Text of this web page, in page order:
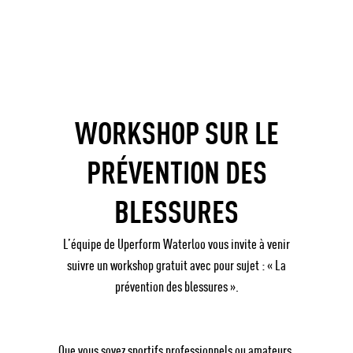
WORKSHOP SUR LE
PRÉVENTION DES
BLESSURES
L’équipe de Uperform Waterloo vous invite à venir
suivre un workshop gratuit avec pour sujet : « La
prévention des blessures ».